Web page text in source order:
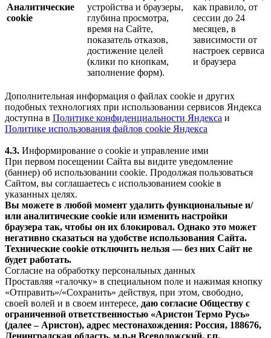
Аналитические
cookie
устройства и браузеры,
глубина просмотра,
время на Сайте,
показатель отказов,
достижение целей
(клики по кнопкам,
заполнение форм).
как правило, от
сессии до 24
месяцев, в
зависимости от
настроек сервиса
и браузера
Дополнительная информация о файлах cookie и других
подобных технологиях при использовании сервисов Яндекса
доступна в Политике конфиденциальности Яндекса и
Политике использования файлов cookie Яндекса
4.3. Информирование о cookie и управление ими
При первом посещении Сайта вы видите уведомление
(баннер) об использовании cookie. Продолжая пользоваться
Сайтом, вы соглашаетесь с использованием cookie в
указанных целях.
Вы можете в любой момент удалить функциональные и/
или аналитические cookie или изменить настройки
браузера так, чтобы он их блокировал. Однако это может
негативно сказаться на удобстве использования Сайта.
Технические cookie отключить нельзя — без них Сайт не
будет работать.
Согласие на обработку персональных данных
Проставляя «галочку» в специальном поле и нажимая кнопку
«Отправить»/«Сохранить» действуя, при этом, свободно,
своей волей и в своем интересе, даю согласие Обществу с
ограниченной ответственностью «Аристон Термо Русь»
(далее – Аристон), адрес местонахождения: Россия, 188676,
Ленинградская область, м.р-н Всеволожский, г.п.